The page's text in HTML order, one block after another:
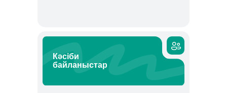
Кәсіби
байланыстар